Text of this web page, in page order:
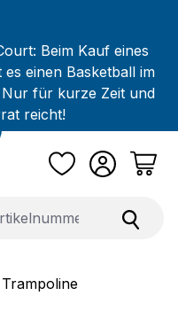
Beim Kauf eines
einen Basketball im
für kurze Zeit und
reicht!